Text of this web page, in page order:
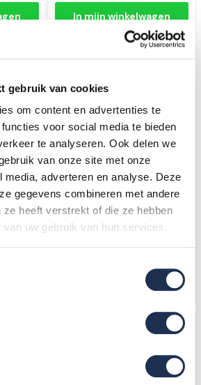
gebruik van cookies
om content en advertenties te
voor social media te bieden
te analyseren. Ook delen we
van onze site met onze
media, adverteren en analyse. Deze
gegevens combineren met andere
ze heeft verstrekt of die ze hebben
uw gebruik van hun services.
In mijn winkelwagen
Aanhanger + Euro Rolsteiger
Compleet 135 x 250 x 8,2m
werkhoogte + enkele
voorloopleuning
5.583,- 5.194,-(ex. btw)
In mijn winkelwagen